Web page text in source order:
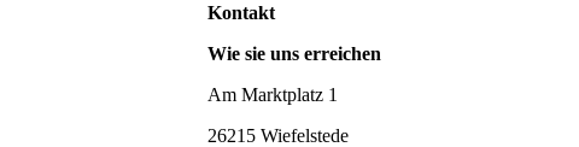
Kontakt
Wie sie uns erreichen
Am Marktplatz 1
26215 Wiefelstede